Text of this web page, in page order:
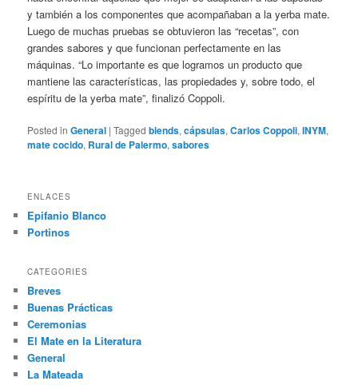
y también a los componentes que acompañaban a la yerba mate.
Luego de muchas pruebas se obtuvieron las “recetas”, con
grandes sabores y que funcionan perfectamente en las
máquinas. “Lo importante es que logramos un producto que
mantiene las características, las propiedades y, sobre todo, el
espíritu de la yerba mate”, finalizó Coppoli.
Posted in General |Tagged blends,cápsulas,Carlos Coppoli,INYM,
mate cocido, Rural de Palermo,sabores
ENLACES
Epifanio Blanco
Portinos
CATEGORIES
Breves
Buenas Prácticas
Ceremonias
El Mate en la Literatura
General
La Mateada